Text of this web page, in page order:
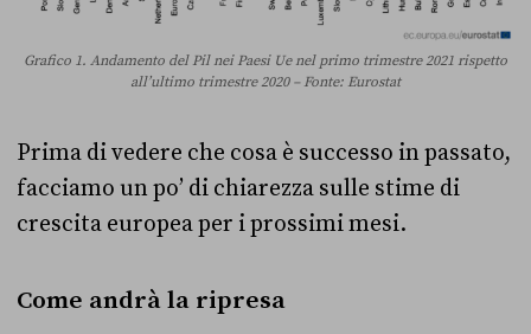
Grafico 1. Andamento del Pil nei Paesi Ue nel primo trimestre 2021 rispetto
all’ultimo trimestre 2020 – Fonte: Eurostat
Prima di vedere che cosa è successo in passato,
facciamo un po’ di chiarezza sulle stime di
crescita europea per i prossimi mesi.
Come andrà la ripresa